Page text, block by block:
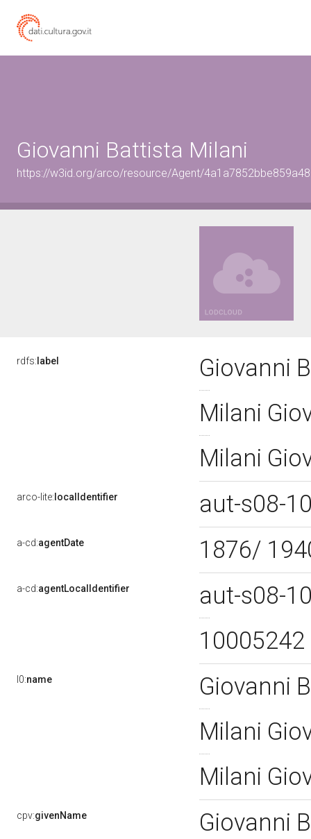
Giovanni Battista Milani
https://w3id.org/arco/resource/Agent/
rdfs: label
Giovanni
Milani
Milani
arco-lite: localIdentifier aut-s08-
a-cd:agentDate 1876/
a-cd:agentLocalIdentifier
aut-s08-
10005242
l0:name
Giovanni
Milani
Milani
cpv:givenName Giovanni